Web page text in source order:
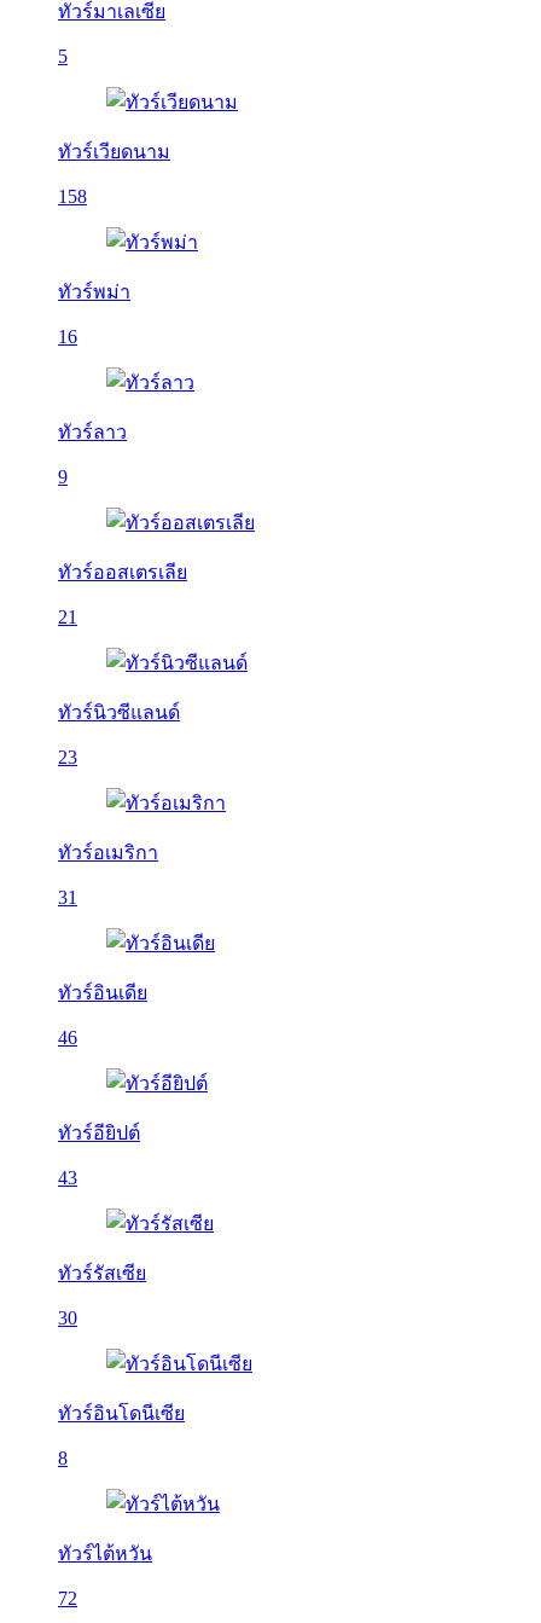
ทัวร์มาเลเซีย
5
ทัวร์เวียดนาม
158
ทัวร์พม่า
16
ทัวร์ลาว
9
ทัวร์ออสเตรเลีย
21
ทัวร์นิวซีแลนด์
23
ทัวร์อเมริกา
31
ทัวร์อินเดีย
46
ทัวร์อียิปต์
43
ทัวร์รัสเซีย
30
ทัวร์อินโดนีเซีย
8
ทัวร์ไต้หวัน
72